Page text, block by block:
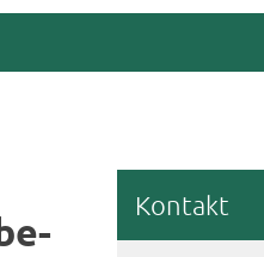
Kon­takt